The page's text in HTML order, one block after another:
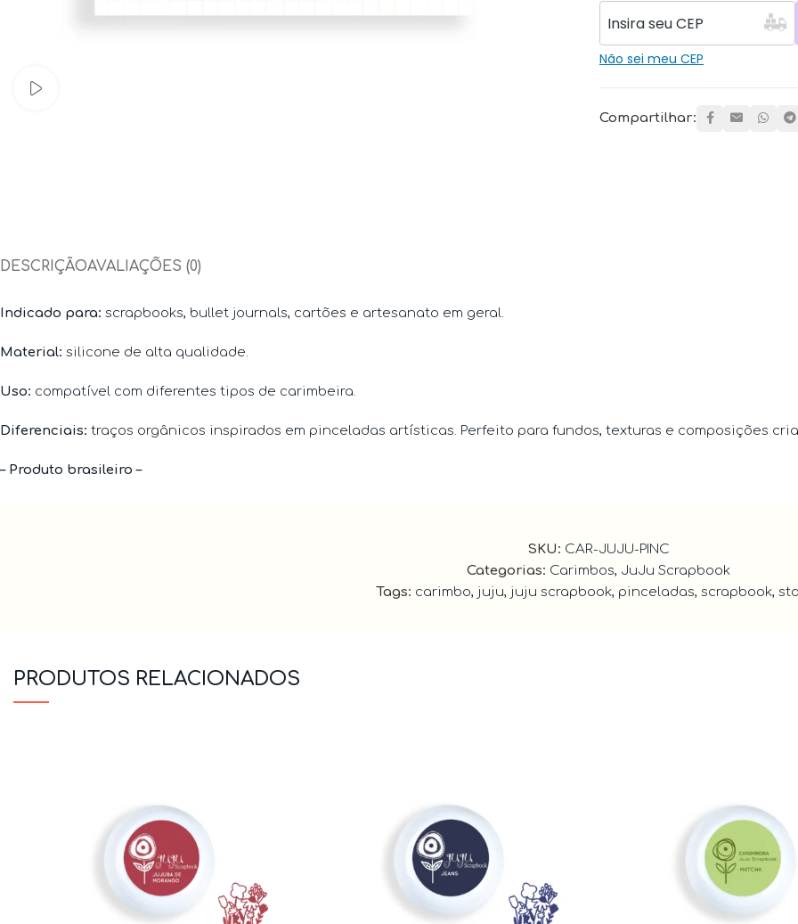
Não sei meu CEP
Compartilhar:
DESCRIÇÃOAVALIAÇÕES (0)
Indicado para: scrapbooks, bullet journals, cartões e artesanato em geral.
Material: silicone de alta qualidade.
Uso: compatível com diferentes tipos de carimbeira.
Diferenciais: traços orgânicos inspirados em pinceladas artísticas. Perfeito para fundos, texturas e composições
– Produto brasileiro –
SKU: CAR-JUJU-PINC
Categorias: Carimbos, JuJu Scrapbook
Tags: carimbo, juju, juju scrapbook, pinceladas, scrapbook,
PRODUTOS RELACIONADOS